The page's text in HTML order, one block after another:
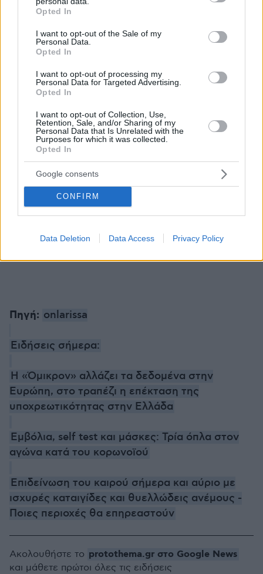
grant or deny consent to Google and its third-party tags to
use your data for below specified purposes in below Google
consent section.
Opted In
I want to opt-out of the Sale of my
Personal Data.
Opted In
I want to opt-out of processing my
Personal Data for Targeted Advertising.
Opted In
I want to opt-out of Collection, Use,
Retention, Sale, and/or Sharing of my
Personal Data that Is Unrelated with the
Purposes for which it was collected.
Opted In
Google consents
CONFIRM
Data Deletion Data Access Privacy Policy
Πηγή: onlarissa
Ειδήσεις σήμερα:
Η «Όμικρον» αλλάζει τα δεδομένα στην
Ευρώπη, στο τραπέζι η επέκταση της
υποχρεωτικότητας στην Ελλάδα
Εμβόλια, self test και μάσκες: Τρία όπλα στον
αγώνα κατά του κορωνοϊού
Επιδείνωση του καιρού σήμερα και αύριο με
ισχυρές καταιγίδες και θυελλώδεις ανέμους -
Ποιες περιοχές θα επηρεαστούν
Ακολουθήστε το protothema.gr στο Google News
και μάθετε πρώτοι όλες τις ειδήσεις